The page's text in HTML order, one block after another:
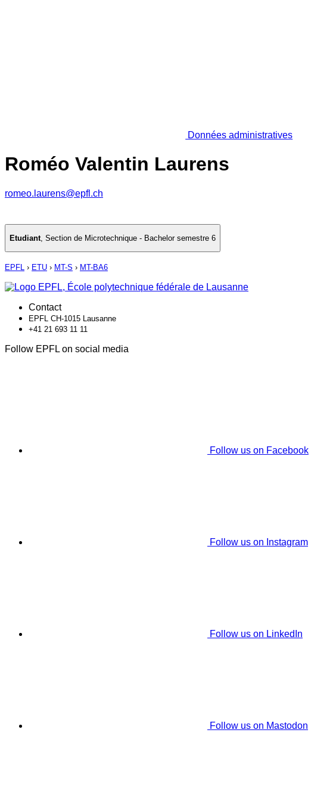
Données administratives
Roméo Valentin Laurens
romeo.laurens@epfl.ch
Etudiant, Section de Microtechnique - Bachelor semestre 6
EPFL › ETU › MT-S › MT-BA6
Contact
EPFL CH-1015 Lausanne
+41 21 693 11 11
Follow EPFL on social media
Follow us on Facebook
Follow us on Instagram
Follow us on LinkedIn
Follow us on Mastodon